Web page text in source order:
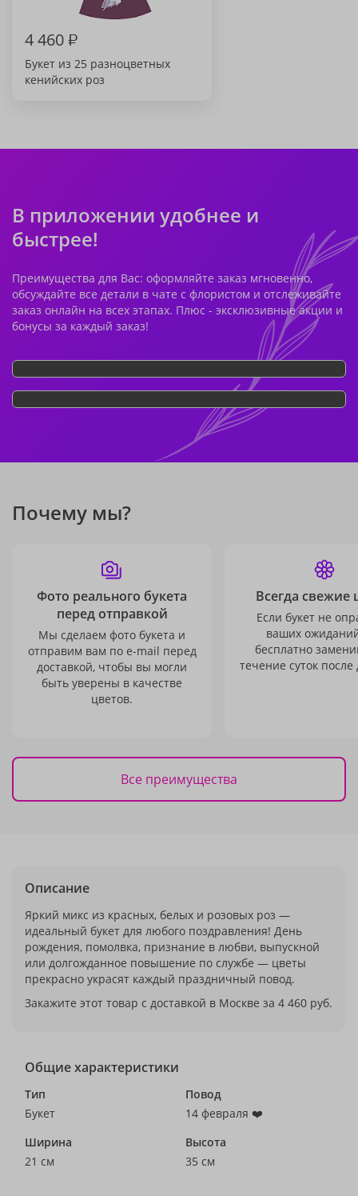
4 460₽
Букет из 25 разноцветных
кенийских роз
В приложении удобнее и
быстрее!
Преимущества для Вас: оформляйте заказ мгновенно,
обсуждайте все детали в чате с флористом и отслеживайте
заказ онлайн на всех этапах. Плюс - эксклюзивные акции и
бонусы за каждый заказ!
Почему мы?
Фото реального букета
перед отправкой
Мы сделаем фото букета и
отправим вам по e-mail перед
доставкой, чтобы вы могли
быть уверены в качестве
цветов.
Всегда свежие
Если букет не
ваших
бесплатно
течение суток после
Все преимущества
Описание
Яркий микс из красных, белых и розовых роз —
идеальный букет для любого поздравления! День
рождения, помолвка, признание в любви, выпускной
или долгожданное повышение по службе — цветы
прекрасно украсят каждый праздничный повод.
Закажите этот товар с доставкой в Москве за 4 460 руб.
Общие характеристики
Тип
Букет
Повод
14 февраля ❤️
Ширина
21 см
Высота
35 см